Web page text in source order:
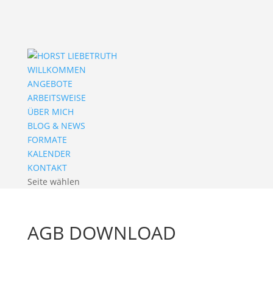
WILLKOMMEN
ANGEBOTE
ARBEITSWEISE
ÜBER MICH
BLOG & NEWS
FORMATE
KALENDER
KONTAKT
Seite wählen
AGB DOWNLOAD